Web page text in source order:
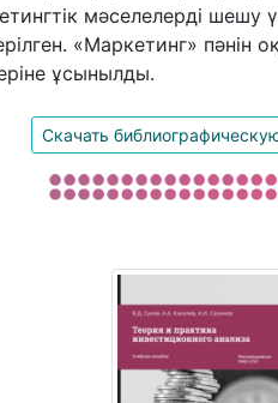
мәселелерді шешу
«Маркетинг» пәнін
ұсынылды.
Скачать